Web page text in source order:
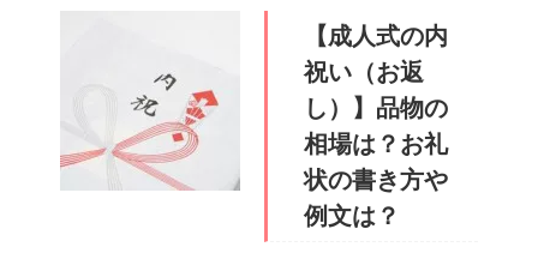
【成人式の内
祝い（お返
し）】品物の
相場は？お礼
状の書き方や
例文は？